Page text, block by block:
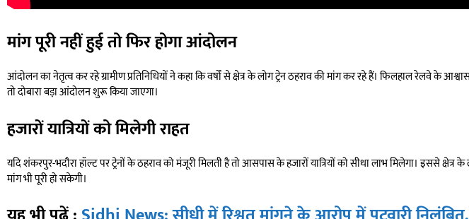
मांग पूरी नहीं हुई तो फिर होगा आंदोलन
आंदोलन का नेतृत्व कर रहे ग्रामीण प्रतिनिधियों ने कहा कि वर्षों से क्षेत्र के लोग ट्रेन ठहराव की मांग कर रहे हैं। फिलहाल रेलवे के
तो दोबारा बड़ा आंदोलन शुरू किया जाएगा।
हजारों यात्रियों को मिलेगी राहत
यदि शंकरपुर-भदौरा हॉल्ट पर ट्रेनों के ठहराव को मंजूरी मिलती है तो आसपास के हजारों यात्रियों को सीधा लाभ मिलेगा। इससे
मांग भी पूरी हो सकेगी।